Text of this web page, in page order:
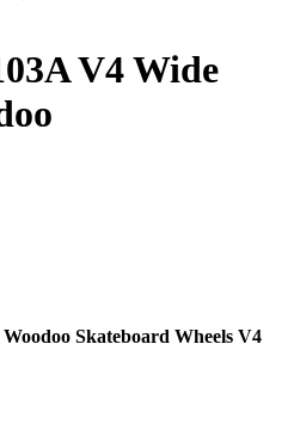
V4 Wide
Skateboard Wheels V4